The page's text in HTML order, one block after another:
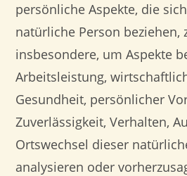
persönliche Aspekte, die
natürliche Person beziehen,
insbesondere, um Aspekte
Arbeitsleistung,
Gesundheit, persönlicher
Zuverlässigkeit, Verhalten,
Ortswechsel dieser
analysieren oder